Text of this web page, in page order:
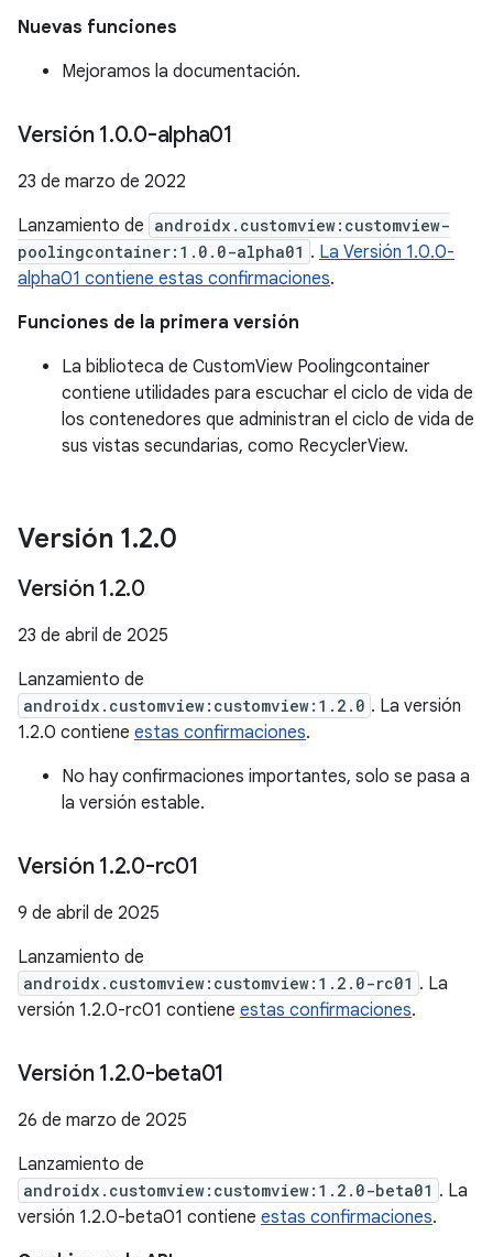
Nuevas funciones
Mejoramos la documentación.
Versión 1.0.0-alpha01
23 de marzo de 2022
Lanzamiento de androidx.customview:customview-
poolingcontainer:1.0.0-alpha01 . La Versión 1.0.0-
alpha01 contiene estas confirmaciones.
Funciones de la primera versión
La biblioteca de CustomView Poolingcontainer
contiene utilidades para escuchar el ciclo de vida de
los contenedores que administran el ciclo de vida de
sus vistas secundarias, como RecyclerView.
Versión 1.2.0
Versión 1.2.0
23 de abril de 2025
Lanzamiento de
androidx.customview:customview:1.2.0 . La versión
1.2.0 contiene estas confirmaciones.
No hay confirmaciones importantes, solo se pasa a
la versión estable.
Versión 1.2.0-rc01
9 de abril de 2025
Lanzamiento de
androidx.customview:customview:1.2.0-rc01 . La
versión 1.2.0-rc01 contiene estas confirmaciones.
Versión 1.2.0-beta01
26 de marzo de 2025
Lanzamiento de
androidx.customview:customview:1.2.0-beta01 . La
versión 1.2.0-beta01 contiene estas confirmaciones.